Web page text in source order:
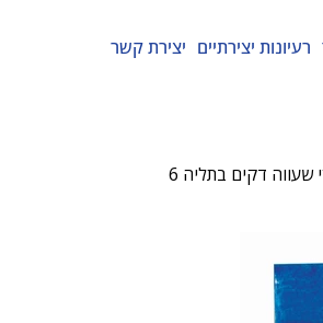
רעיונות יצירתיים יצירת קשר
שעווה דקים בתליה 6